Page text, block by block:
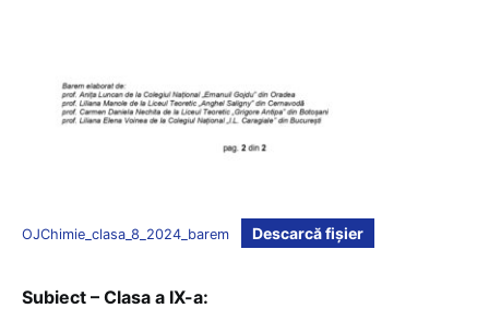
OJChimie_clasa_8_2024_barem Descarcă fișier
Subiect – Clasa a IX-a: